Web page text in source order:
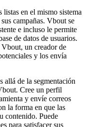
en el mismo sistema
campañas. Vbout se
e incluso le permite
de datos de usuarios.
un creador de
y los envía
allá de la segmentación
Cree un perfil
y envíe correos
la forma en que las
contenido. Puede
para satisfacer sus